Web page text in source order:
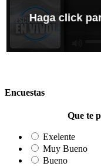
Encuestas
Que te
Exelente
Muy Bueno
Bueno